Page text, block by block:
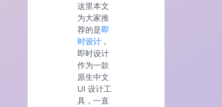
这里本文
为大家推
荐的是即
时设计 ，
即时设计
作为一款
原生中文
UI 设计工
具，一直